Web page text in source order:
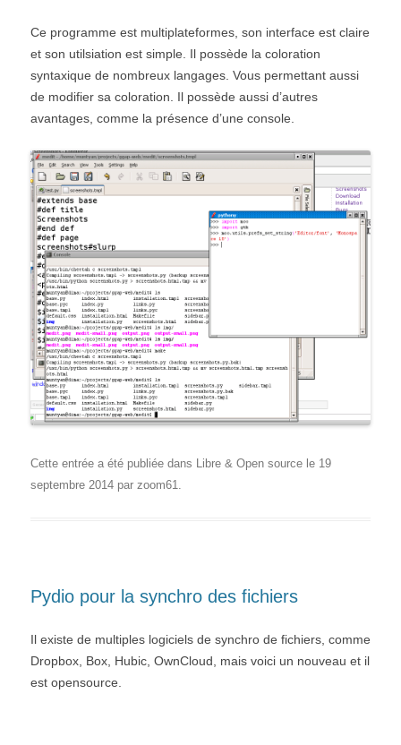
Ce programme est multiplateformes, son interface est claire
et son utilsiation est simple. Il possède la coloration
syntaxique de nombreux langages. Vous permettant aussi
de modifier sa coloration. Il possède aussi d’autres
avantages, comme la présence d’une console.
Cette entrée a été publiée dans Libre & Open source le 19
septembre 2014 par zoom61.
Pydio pour la synchro des fichiers
Il existe de multiples logiciels de synchro de fichiers, comme
Dropbox, Box, Hubic, OwnCloud, mais voici un nouveau et il
est opensource.